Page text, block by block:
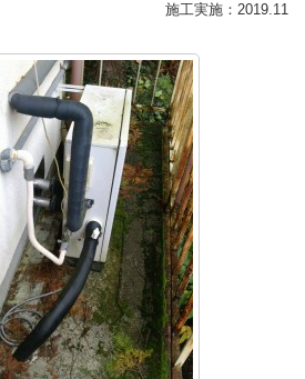
施工実施：2019.11